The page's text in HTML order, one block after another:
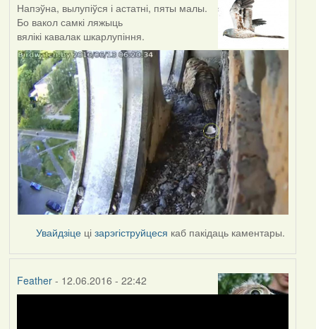
Напэўна, вылупіўся і астатні, пяты малы.
Бо вакол самкі ляжыць
вялікі кавалак шкарлупіння.
Увайдзіце цізарэгіструйцеся каб пакідаць каментары.
Feather- 12.06.2016 - 22:42